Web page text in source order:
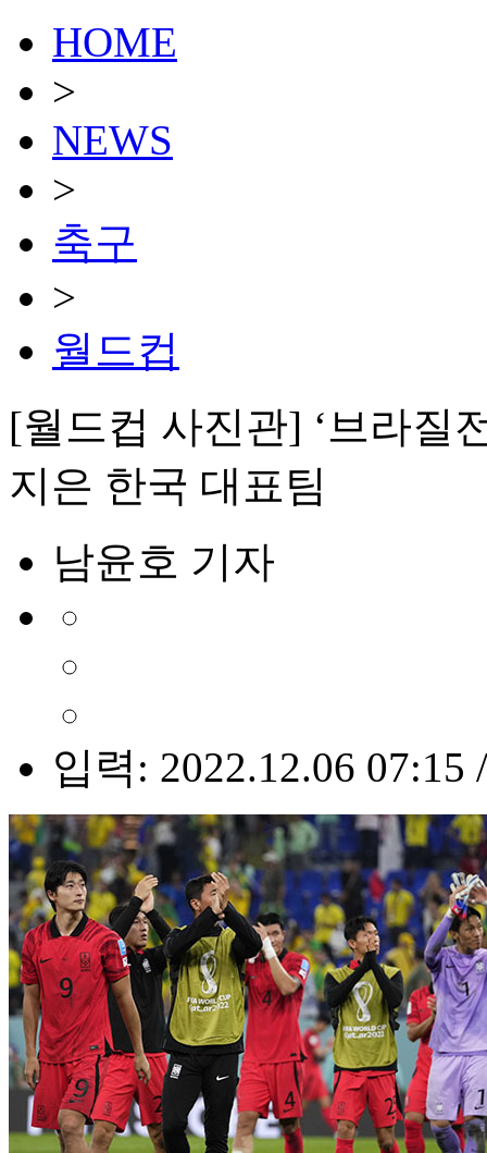
HOME
>
NEWS
>
축구
>
월드컵
[월드컵 사진관] ‘브라질
지은 한국 대표팀
남윤호 기자
입력: 2022.12.06 07:15